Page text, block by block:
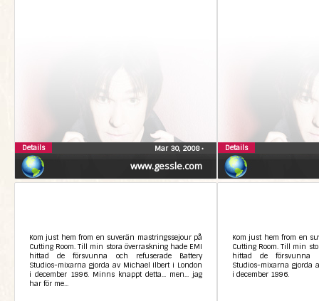
www.gessle.com
Mar 30, 2008•
Details Details
Kom just hem from en suverän mastringssejour på
Cutting Room. Till min stora överraskning hade EMI
hittad de försvunna och refuserade Battery
Studios-mixarna gjorda av Michael Ilbert i London
i december 1996. Minns knappt detta... men... jag
har för me...
Kom just hem from en
Cutting Room. Till min
hittad de försvunna
Studios-mixarna gjorda
i december 1996.